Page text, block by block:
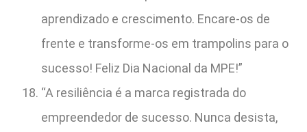
aprendizado e crescimento. Encare-os de
frente e transforme-os em trampolins para o
sucesso! Feliz Dia Nacional da MPE!”
“A resiliência é a marca registrada do
empreendedor de sucesso. Nunca desista,